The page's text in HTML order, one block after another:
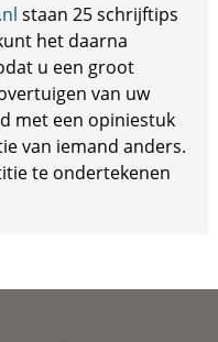
staan 25 schrijftips
het daarna
u een groot
van uw
met een opiniestuk
van iemand anders.
te ondertekenen